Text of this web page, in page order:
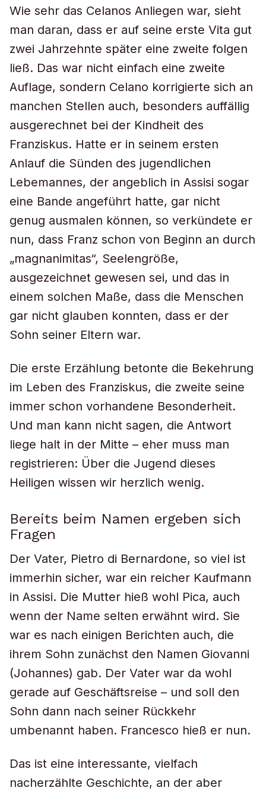
Wie sehr das Celanos Anliegen war, sieht
man daran, dass er auf seine erste Vita gut
zwei Jahrzehnte später eine zweite folgen
ließ. Das war nicht einfach eine zweite
Auflage, sondern Celano korrigierte sich an
manchen Stellen auch, besonders auffällig
ausgerechnet bei der Kindheit des
Franziskus. Hatte er in seinem ersten
Anlauf die Sünden des jugendlichen
Lebemannes, der angeblich in Assisi sogar
eine Bande angeführt hatte, gar nicht
genug ausmalen können, so verkündete er
nun, dass Franz schon von Beginn an durch
„magnanimitas“, Seelengröße,
ausgezeichnet gewesen sei, und das in
einem solchen Maße, dass die Menschen
gar nicht glauben konnten, dass er der
Sohn seiner Eltern war.
Die erste Erzählung betonte die Bekehrung
im Leben des Franziskus, die zweite seine
immer schon vorhandene Besonderheit.
Und man kann nicht sagen, die Antwort
liege halt in der Mitte – eher muss man
registrieren: Über die Jugend dieses
Heiligen wissen wir herzlich wenig.
Bereits beim Namen ergeben sich
Fragen
Der Vater, Pietro di Bernardone, so viel ist
immerhin sicher, war ein reicher Kaufmann
in Assisi. Die Mutter hieß wohl Pica, auch
wenn der Name selten erwähnt wird. Sie
war es nach einigen Berichten auch, die
ihrem Sohn zunächst den Namen Giovanni
(Johannes) gab. Der Vater war da wohl
gerade auf Geschäftsreise – und soll den
Sohn dann nach seiner Rückkehr
umbenannt haben. Francesco hieß er nun.
Das ist eine interessante, vielfach
nacherzählte Geschichte, an der aber